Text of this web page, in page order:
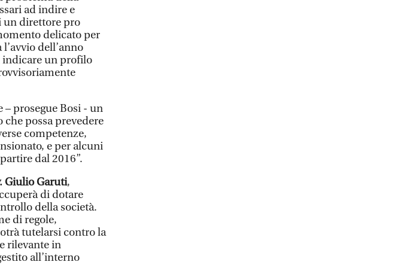
ad indire e
un direttore pro
delicato per
dell’anno
indicare un profilo
– prosegue Bosi - un
possa prevedere
competenze,
e per alcuni
dal 2016”.
Giulio Garuti,
di dotare
della società.
di regole,
tutelarsi contro la
rilevante in
all’interno